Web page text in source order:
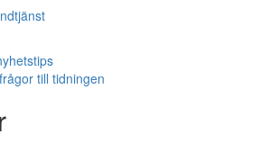
till tidningen